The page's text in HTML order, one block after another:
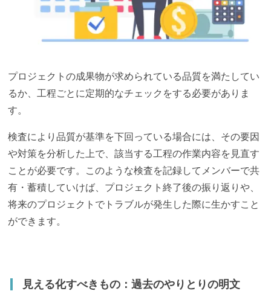
プロジェクトの成果物が求められている品質を満たしてい
るか、工程ごとに定期的なチェックをする必要がありま
す。
検査により品質が基準を下回っている場合には、その要因
や対策を分析した上で、該当する工程の作業内容を見直す
ことが必要です。このような検査を記録してメンバーで共
有・蓄積していけば、プロジェクト終了後の振り返りや、
将来のプロジェクトでトラブルが発生した際に生かすこと
ができます。
見える化すべきもの：過去のやりとりの明文